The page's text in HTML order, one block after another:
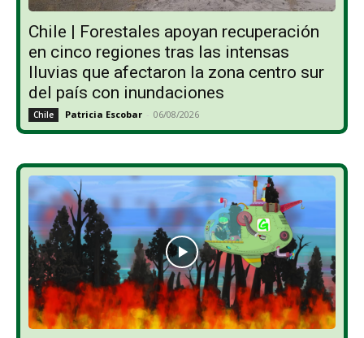
Chile | Forestales apoyan recuperación
en cinco regiones tras las intensas
lluvias que afectaron la zona centro sur
del país con inundaciones
Chile Patricia Escobar - 06/08/2026